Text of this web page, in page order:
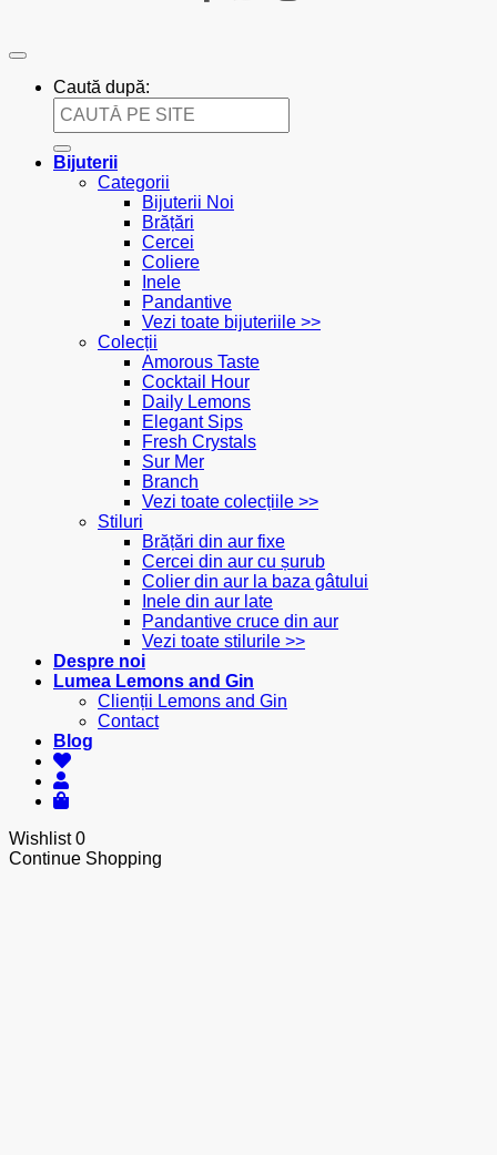
Caută după:
Bijuterii
Categorii
Bijuterii Noi
Brățări
Cercei
Coliere
Inele
Pandantive
Vezi toate bijuteriile >>
Colecții
Amorous Taste
Cocktail Hour
Daily Lemons
Elegant Sips
Fresh Crystals
Sur Mer
Branch
Vezi toate colecțiile >>
Stiluri
Brățări din aur fixe
Cercei din aur cu șurub
Colier din aur la baza gâtului
Inele din aur late
Pandantive cruce din aur
Vezi toate stilurile >>
Despre noi
Lumea Lemons and Gin
Clienții Lemons and Gin
Contact
Blog
Wishlist0
Continue Shopping